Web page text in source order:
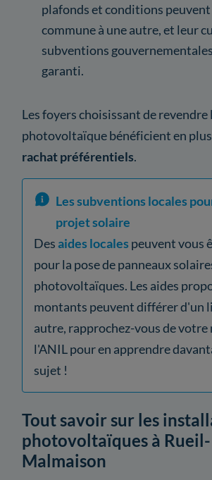
plafonds et conditions
commune à une autre, et leur
subventions
garanti.
Les foyers choisissant de
photovoltaïque bénéficient en
rachat préférentiels.
Les subventions locales
projet solaire
Desaides locales peuvent vous
pour la pose de panneaux
photovoltaïques. Les aides
montants peuvent différer d'un
autre, rapprochez-vous de votre
l'ANIL pour en apprendre
sujet !
Tout savoir sur les
photovoltaïques à Rueil-
Malmaison